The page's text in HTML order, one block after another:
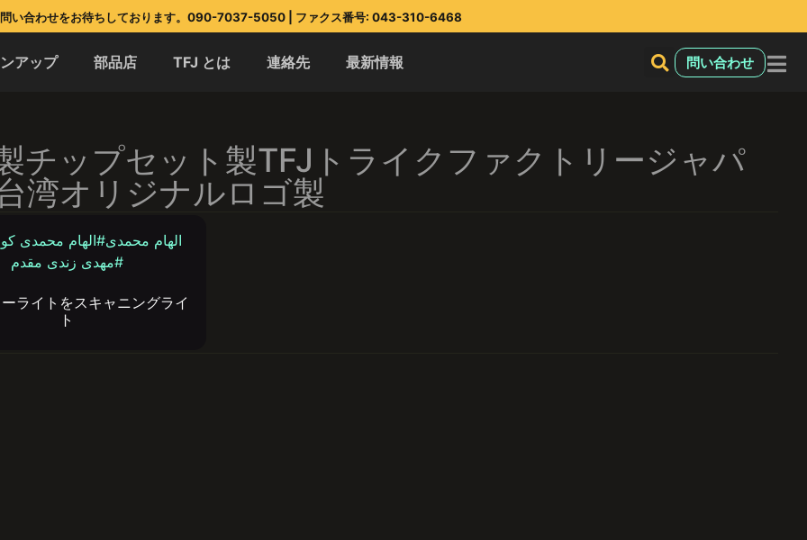
問い合わせをお待ちしております。090-7037-5050 | ファクス番号: 043-310-6468
アップ 部品店 TFJ とは 連絡先 最新情報 問い合わせ
チップセット製TFJトライクファクトリージャパ
湾オリジナルロゴ製
ライトをスキャニングライ
ト